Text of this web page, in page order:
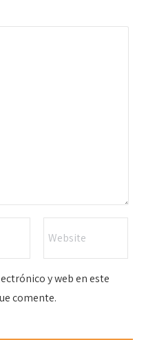
y web en este
comente.